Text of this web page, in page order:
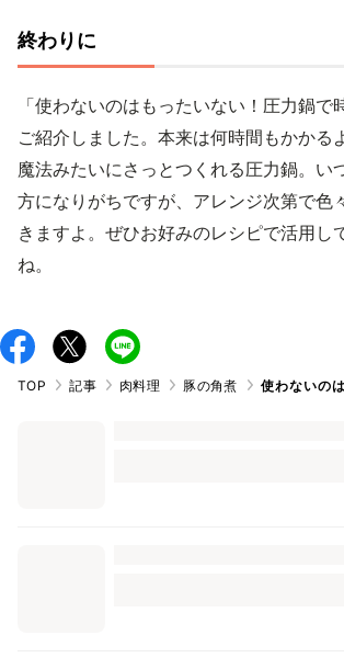
終わりに
「使わないのはもったいない！圧力鍋で
ご紹介しました。本来は何時間もかかる
魔法みたいにさっとつくれる圧力鍋。い
方になりがちですが、アレンジ次第で色
きますよ。ぜひお好みのレシピで活用し
ね。
TOP 記事 肉料理 豚の角煮 使わないの